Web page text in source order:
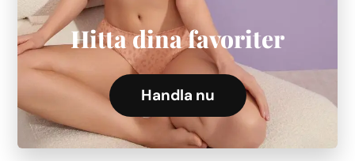
Hitta dina favoriter
Handla nu